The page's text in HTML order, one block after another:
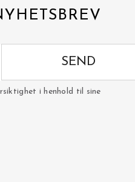
SEND
i henhold til sine